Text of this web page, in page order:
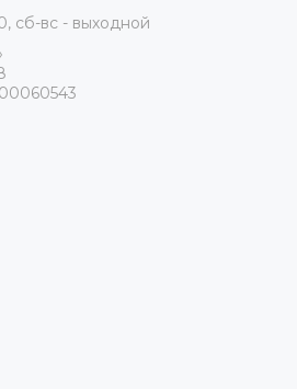
сб-вс - выходной